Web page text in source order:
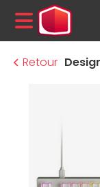
MENU
Retour